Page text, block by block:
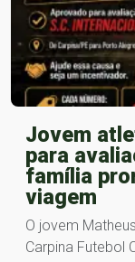
Jovem
para
família
viagem
O jovem
Carpina Futebol